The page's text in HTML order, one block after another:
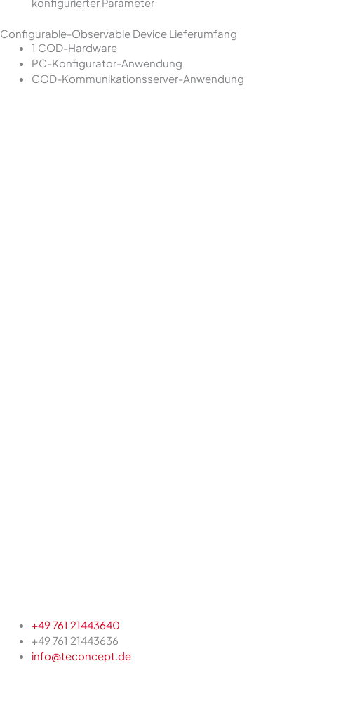
Configurable-Observable Device Lieferumfang
1 COD-Hardware
PC-Konfigurator-Anwendung
COD-Kommunikationsserver-Anwendung
+49 761 21443640
+49 761 21443636
info@teconcept.de